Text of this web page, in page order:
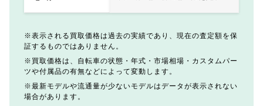
表示される買取価格は過去の実績であり、現在の査定額を保
証するものではありません。
買取価格は、自転車の状態・年式・市場相場・カスタムパー
ツや付属品の有無などによって変動します。
最新モデルや流通量が少ないモデルはデータが表示されない
場合があります。